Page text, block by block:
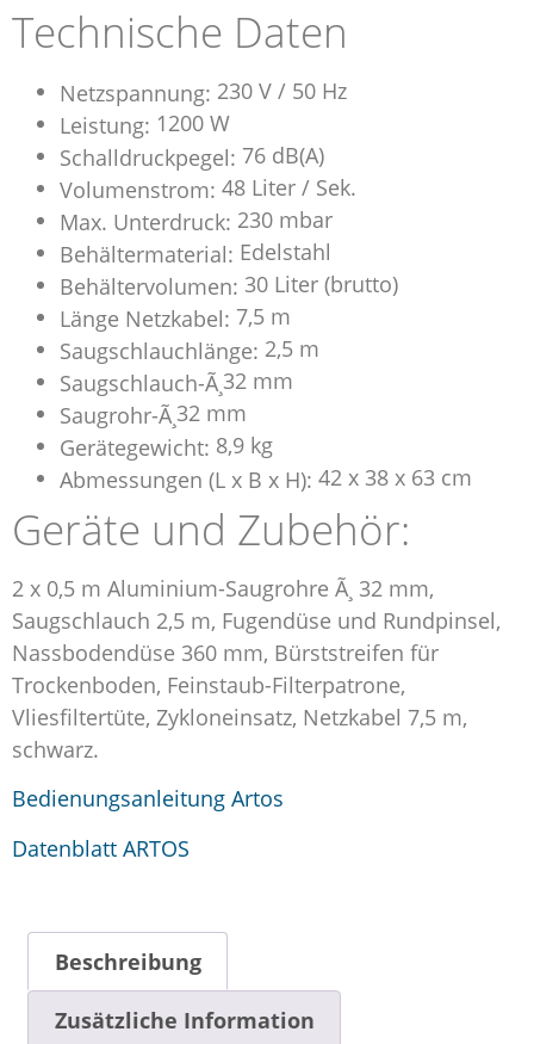
Technische Daten
Netzspannung: 230 V / 50 Hz
Leistung: 1200 W
Schalldruckpegel: 76 dB(A)
Volumenstrom: 48 Liter / Sek.
Max. Unterdruck: 230 mbar
Behältermaterial: Edelstahl
Behältervolumen: 30 Liter (brutto)
Länge Netzkabel: 7,5 m
Saugschlauchlänge: 2,5 m
Saugschlauch-Ã¸32 mm
Saugrohr-Ã¸32 mm
Gerätegewicht: 8,9 kg
Abmessungen (L x B x H): 42 x 38 x 63 cm
Geräte und Zubehör:
2 x 0,5 m Aluminium-Saugrohre Ã¸ 32 mm,
Saugschlauch 2,5 m, Fugendüse und Rundpinsel,
Nassbodendüse 360 mm, Bürststreifen für
Trockenboden, Feinstaub-Filterpatrone,
Vliesfiltertüte, Zykloneinsatz, Netzkabel 7,5 m,
schwarz.
Bedienungsanleitung Artos
Datenblatt ARTOS
Beschreibung
Zusätzliche Information